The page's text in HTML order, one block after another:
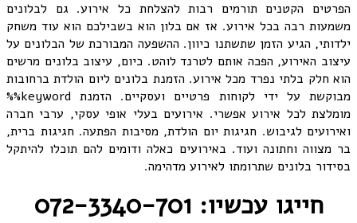
הפרטים הקטנים תורמים רבות להצלחת כל אירוע. גם לבלונים
משמעות רבה בכל אירוע. אז אם בלון הוא בשבילכם הוא עוד משחק
ילדותי, הגיע הזמן שתשתנו כיוון. ההשפעה המבורכת של הבלונים על
עיצוב האירוע, הפכה אותם לטרנד לוהט. כיום, עיצוב בלונים מרשים
הוא חלק בלתי נפרד מכל אירוע. הזמנת בלונים ליום הולדת ברחובות
מבוקשת על ידי לקוחות פרטיים ועסקיים. הזמנת keyword%%
מומלצת לכל אירוע אפשרי. אירועים בעלי אופי עסקי, ערבי חברה
ואירועים לגיבוש. חגיגות יום הולדת, מסיבות הפתעה. חגיגות ברית,
בר מצווה וחתונה ועוד. באירועים כאלה ודומים להם תוכלו להיתקל
בסידור בלונים שתרומתו לאירוע מדהימה.
חייגו עכשיו: 072-3340-701